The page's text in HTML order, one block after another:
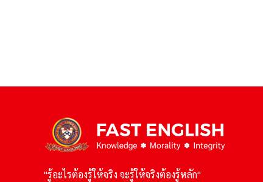
"รู้อะไรต้องรู้ให้จริง จะรู้ให้จริงต้องรู้หลัก"